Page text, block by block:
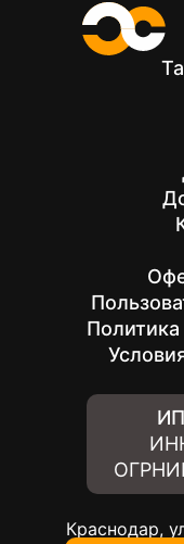
Краснодар,